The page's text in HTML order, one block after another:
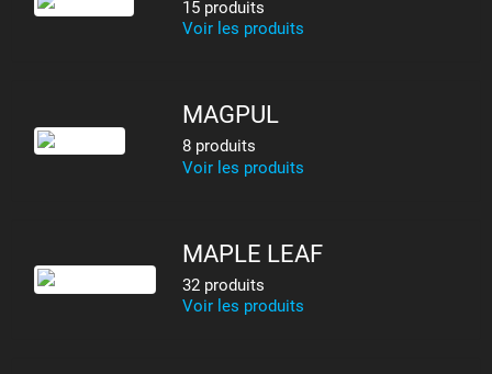
15 produits
Voir les produits
MAGPUL
8 produits
Voir les produits
MAPLE LEAF
32 produits
Voir les produits